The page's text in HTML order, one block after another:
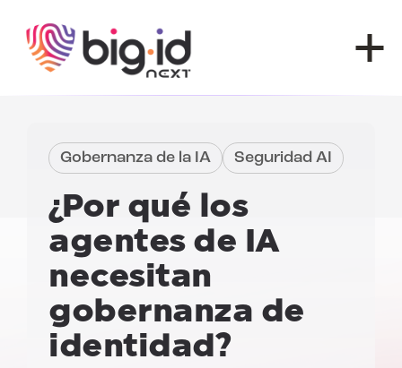
Gobernanza de la IA Seguridad AI
¿Por qué los
agentes de IA
necesitan
gobernanza de
identidad?